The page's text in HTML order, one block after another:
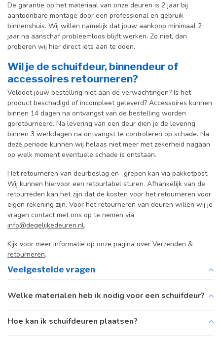
De garantie op het materiaal van onze deuren is 2 jaar bij
aantoonbare montage door een professional en gebruik
binnenshuis. Wij willen namelijk dat jouw aankoop minimaal 2
jaar na aanschaf probleemloos blijft werken. Zo niet, dan
proberen wij hier direct iets aan te doen.
Wil je de schuifdeur, binnendeur of
accessoires retourneren?
Voldoet jouw bestelling niet aan de verwachtingen? Is het
product beschadigd of incompleet geleverd? Accessoires kunnen
binnen 14 dagen na ontvangst van de bestelling worden
geretourneerd. Na levering van een deur dien je de levering
binnen 3 werkdagen na ontvangst te controleren op schade. Na
deze periode kunnen wij helaas niet meer met zekerheid nagaan
op welk moment eventuele schade is ontstaan.
Het retourneren van deurbeslag en -grepen kan via pakketpost.
Wij kunnen hiervoor een retourlabel sturen. Afhankelijk van de
retourreden kan het zijn dat de kosten voor het retourneren voor
eigen rekening zijn. Voor het retourneren van deuren willen wij je
vragen contact met ons op te nemen via
info@degelijkedeuren.nl.
Kijk voor meer informatie op onze pagina over Verzenden &
retourneren.
Veelgestelde vragen
Welke materialen heb ik nodig voor een schuifdeur?
Hoe kan ik schuifdeuren plaatsen?